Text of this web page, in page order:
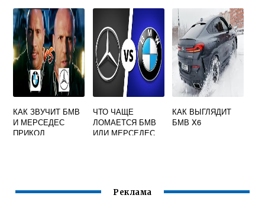
КАК ЗВУЧИТ БМВ
И МЕРСЕДЕС
ПРИКОЛ
ЧТО ЧАЩЕ
ЛОМАЕТСЯ БМВ
ИЛИ МЕРСЕДЕС
КАК ВЫГЛЯДИТ
БМВ X6
Реклама